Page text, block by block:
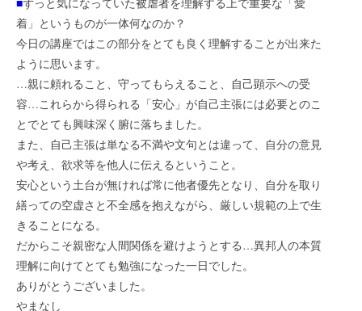
着」というものが一体何なのか？
今日の講座ではこの部分をとても良く理解することが出来た
ように思います。
…親に頼れること、守ってもらえること、自己顕示への受
容…これらから得られる「安心」が自己主張には必要とのこ
とでとても興味深く腑に落ちました。
また、自己主張は単なる不満や文句とは違って、自分の意見
や考え、欲求等を他人に伝えるということ。
安心という土台が無ければ常に他者優先となり、自分を取り
繕っての空虚さと不全感を抱えながら、厳しい規範の上で生
きることになる。
だからこそ親密な人間関係を避けようとする…異邦人の本質
理解に向けてとても勉強になった一日でした。
ありがとうございました。
やまなし